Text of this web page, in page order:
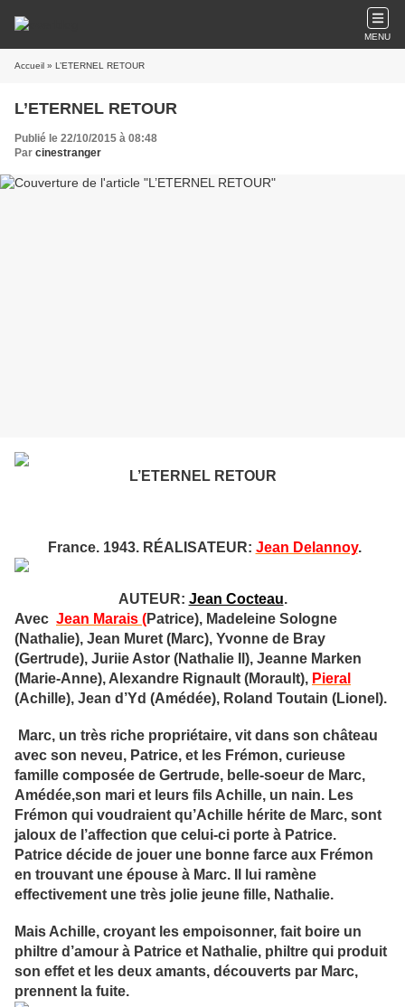
MENU
Accueil » L’ETERNEL RETOUR
L’ETERNEL RETOUR
Publié le 22/10/2015 à 08:48
Par cinestranger
L’ETERNEL RETOUR
France. 1943. RÉALISATEUR: Jean Delannoy.
AUTEUR: Jean Cocteau.
Avec Jean Marais (Patrice), Madeleine Sologne
(Nathalie), Jean Muret (Marc), Yvonne de Bray
(Gertrude), Juriie Astor (Nathalie Il), Jeanne Marken
(Marie-Anne), Alexandre Rignault (Morault), Pieral
(Achille), Jean d’Yd (Amédée), Roland Toutain (Lionel).
Marc, un très riche propriétaire, vit dans son château
avec son neveu, Patrice, et les Frémon, curieuse
famille composée de Gertrude, belle-soeur de Marc,
Amédée,son mari et leurs fils Achille, un nain. Les
Frémon qui voudraient qu’Achille hérite de Marc, sont
jaloux de l’affection que celui-ci porte à Patrice.
Patrice décide de jouer une bonne farce aux Frémon
en trouvant une épouse à Marc. Il lui ramène
effectivement une très jolie jeune fille, Nathalie.
Mais Achille, croyant les empoisonner, fait boire un
philtre d’amour à Patrice et Nathalie, philtre qui produit
son effet et les deux amants, découverts par Marc,
prennent la fuite.